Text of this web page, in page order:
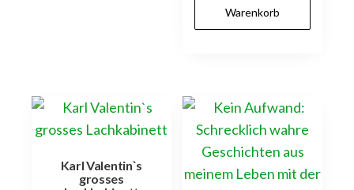
Warenkorb
Karl Valentin`s
grosses